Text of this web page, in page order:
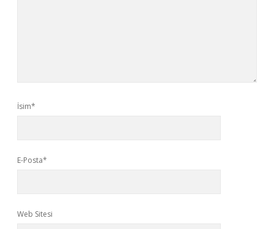
İsim*
E-Posta*
Web Sitesi